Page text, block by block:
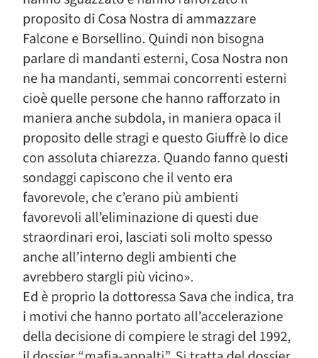
proposito di Cosa Nostra di ammazzare
Falcone e Borsellino. Quindi non bisogna
parlare di mandanti esterni, Cosa Nostra non
ne ha mandanti, semmai concorrenti esterni
cioè quelle persone che hanno rafforzato in
maniera anche subdola, in maniera opaca il
proposito delle stragi e questo Giuffrè lo dice
con assoluta chiarezza. Quando fanno questi
sondaggi capiscono che il vento era
favorevole, che c’erano più ambienti
favorevoli all’eliminazione di questi due
straordinari eroi, lasciati soli molto spesso
anche all’interno degli ambienti che
avrebbero stargli più vicino».
Ed è proprio la dottoressa Sava che indica, tra
i motivi che hanno portato all’accelerazione
della decisione di compiere le stragi del 1992,